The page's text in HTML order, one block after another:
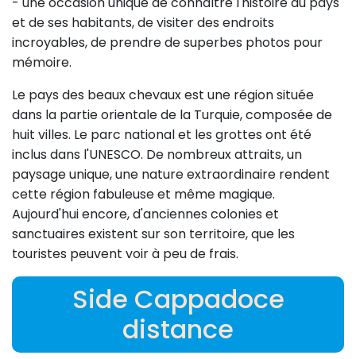
et de ses habitants, de visiter des endroits
incroyables, de prendre de superbes photos pour
mémoire.
Le pays des beaux chevaux est une région située
dans la partie orientale de la Turquie, composée de
huit villes. Le parc national et les grottes ont été
inclus dans l'UNESCO. De nombreux attraits, un
paysage unique, une nature extraordinaire rendent
cette région fabuleuse et même magique.
Aujourd'hui encore, d'anciennes colonies et
sanctuaires existent sur son territoire, que les
touristes peuvent voir à peu de frais.
Side Cappadoce
distance